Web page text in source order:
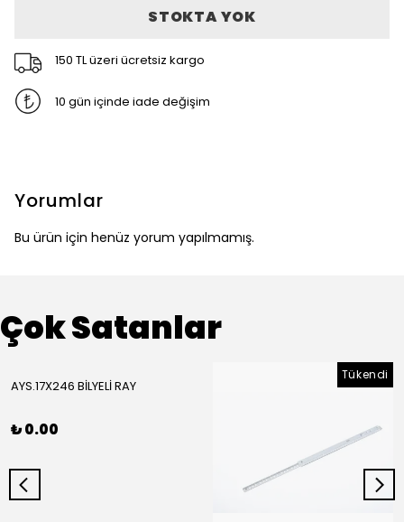
STOKTA YOK
150 TL üzeri ücretsiz kargo
10 gün içinde iade değişim
Yorumlar
Bu ürün için henüz yorum yapılmamış.
Çok Satanlar
AYS.17X246 BİLYELİ RAY
₺ 0.00
Tükendi